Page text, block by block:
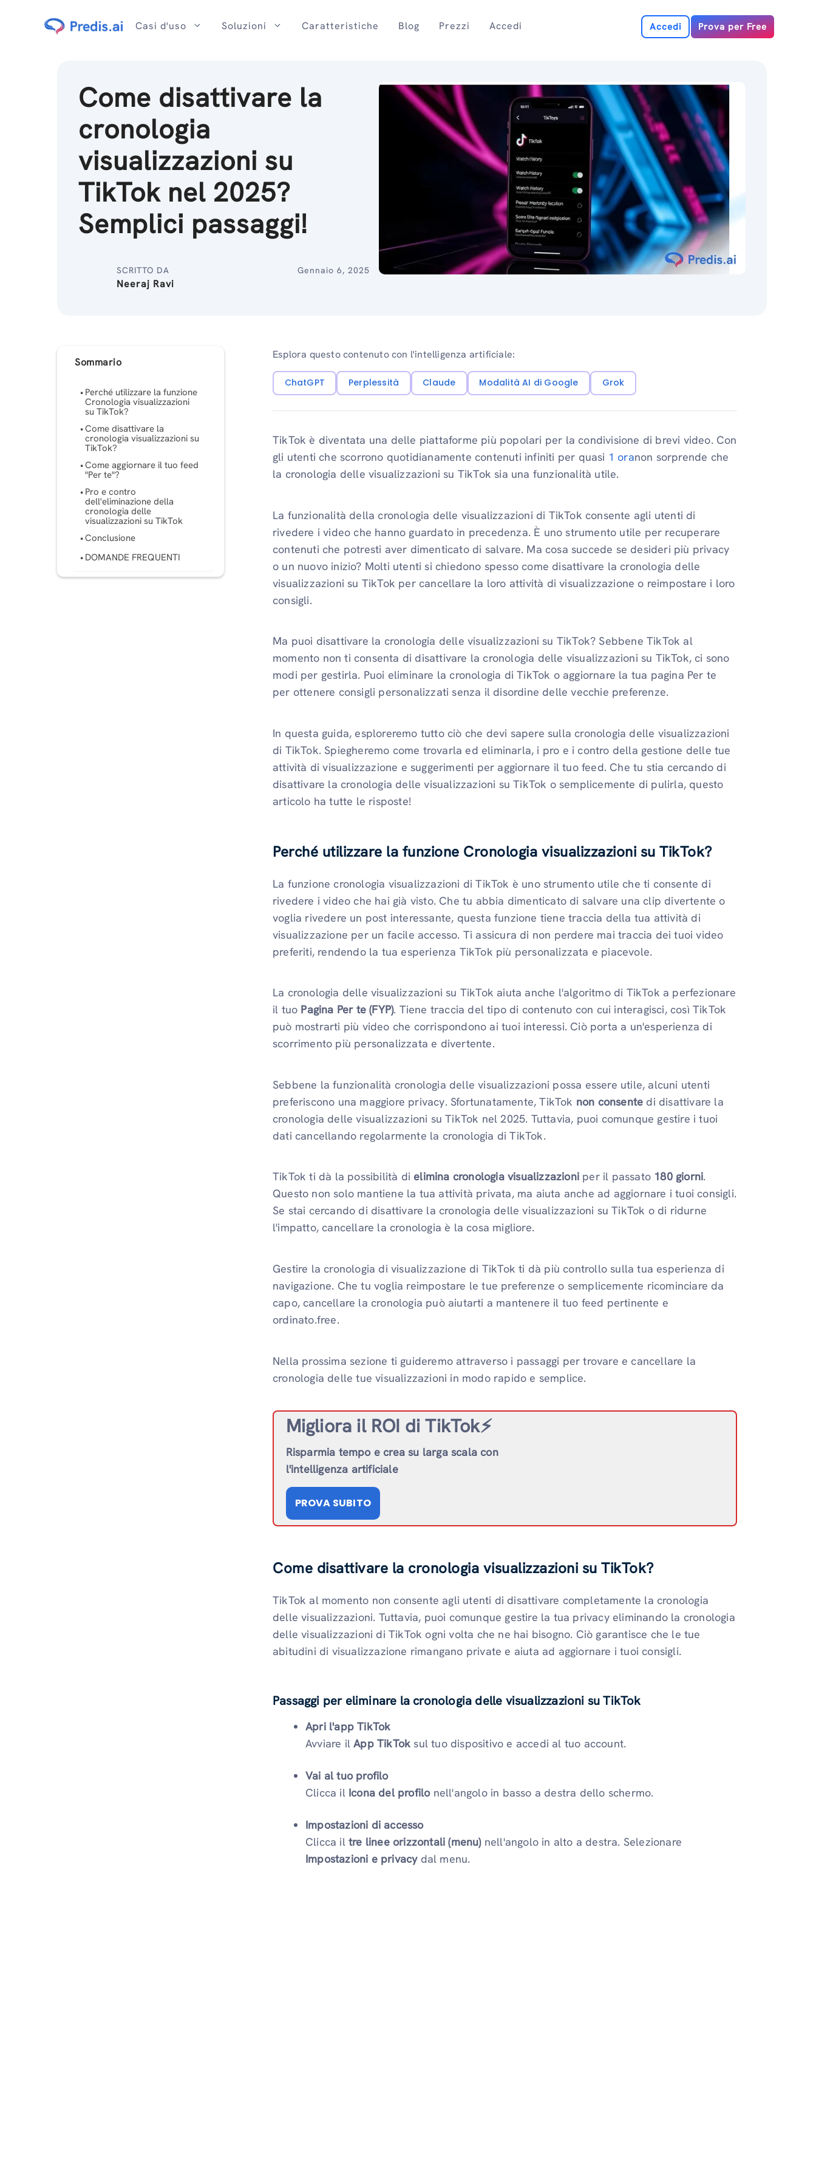
Casi d'uso Soluzioni Caratteristiche Blog Prezzi Accedi Accedi Prova per Free
Come disattivare la
cronologia
visualizzazioni su
TikTok nel 2025?
Semplici passaggi!
SCRITTO DA
Neeraj Ravi
Gennaio 6, 2025
Sommario
Perché utilizzare la funzione
Cronologia visualizzazioni
su TikTok?
Come disattivare la
cronologia visualizzazioni su
TikTok?
Come aggiornare il tuo feed
"Per te"?
Pro e contro
dell'eliminazione della
cronologia delle
visualizzazioni su TikTok
Conclusione
DOMANDE FREQUENTI
Esplora questo contenuto con l'intelligenza artificiale:
ChatGPT Perplessità Claude Modalità AI di Google Grok
TikTok è diventata una delle piattaforme più popolari per la condivisione di brevi video. Con
gli utenti che scorrono quotidianamente contenuti infiniti per quasi 1 oranon sorprende che
la cronologia delle visualizzazioni su TikTok sia una funzionalità utile.
La funzionalità della cronologia delle visualizzazioni di TikTok consente agli utenti di
rivedere i video che hanno guardato in precedenza. È uno strumento utile per recuperare
contenuti che potresti aver dimenticato di salvare. Ma cosa succede se desideri più privacy
o un nuovo inizio? Molti utenti si chiedono spesso come disattivare la cronologia delle
visualizzazioni su TikTok per cancellare la loro attività di visualizzazione o reimpostare i loro
consigli.
Ma puoi disattivare la cronologia delle visualizzazioni su TikTok? Sebbene TikTok al
momento non ti consenta di disattivare la cronologia delle visualizzazioni su TikTok, ci sono
modi per gestirla. Puoi eliminare la cronologia di TikTok o aggiornare la tua pagina Per te
per ottenere consigli personalizzati senza il disordine delle vecchie preferenze.
In questa guida, esploreremo tutto ciò che devi sapere sulla cronologia delle visualizzazioni
di TikTok. Spiegheremo come trovarla ed eliminarla, i pro e i contro della gestione delle tue
attività di visualizzazione e suggerimenti per aggiornare il tuo feed. Che tu stia cercando di
disattivare la cronologia delle visualizzazioni su TikTok o semplicemente di pulirla, questo
articolo ha tutte le risposte!
Perché utilizzare la funzione Cronologia visualizzazioni su TikTok?
La funzione cronologia visualizzazioni di TikTok è uno strumento utile che ti consente di
rivedere i video che hai già visto. Che tu abbia dimenticato di salvare una clip divertente o
voglia rivedere un post interessante, questa funzione tiene traccia della tua attività di
visualizzazione per un facile accesso. Ti assicura di non perdere mai traccia dei tuoi video
preferiti, rendendo la tua esperienza TikTok più personalizzata e piacevole.
La cronologia delle visualizzazioni su TikTok aiuta anche l'algoritmo di TikTok a perfezionare
il tuo Pagina Per te (FYP). Tiene traccia del tipo di contenuto con cui interagisci, così TikTok
può mostrarti più video che corrispondono ai tuoi interessi. Ciò porta a un'esperienza di
scorrimento più personalizzata e divertente.
Sebbene la funzionalità cronologia delle visualizzazioni possa essere utile, alcuni utenti
preferiscono una maggiore privacy. Sfortunatamente, TikTok non consente di disattivare la
cronologia delle visualizzazioni su TikTok nel 2025. Tuttavia, puoi comunque gestire i tuoi
dati cancellando regolarmente la cronologia di TikTok.
TikTok ti dà la possibilità di elimina cronologia visualizzazioni per il passato 180 giorni.
Questo non solo mantiene la tua attività privata, ma aiuta anche ad aggiornare i tuoi consigli.
Se stai cercando di disattivare la cronologia delle visualizzazioni su TikTok o di ridurne
l'impatto, cancellare la cronologia è la cosa migliore.
Gestire la cronologia di visualizzazione di TikTok ti dà più controllo sulla tua esperienza di
navigazione. Che tu voglia reimpostare le tue preferenze o semplicemente ricominciare da
capo, cancellare la cronologia può aiutarti a mantenere il tuo feed pertinente e
ordinato.free.
Nella prossima sezione ti guideremo attraverso i passaggi per trovare e cancellare la
cronologia delle tue visualizzazioni in modo rapido e semplice.
Migliora il ROI di TikTok⚡️
Risparmia tempo e crea su larga scala con
l'intelligenza artificiale
PROVA SUBITO
Come disattivare la cronologia visualizzazioni su TikTok?
TikTok al momento non consente agli utenti di disattivare completamente la cronologia
delle visualizzazioni. Tuttavia, puoi comunque gestire la tua privacy eliminando la cronologia
delle visualizzazioni di TikTok ogni volta che ne hai bisogno. Ciò garantisce che le tue
abitudini di visualizzazione rimangano private e aiuta ad aggiornare i tuoi consigli.
Passaggi per eliminare la cronologia delle visualizzazioni su TikTok
Apri l'app TikTok
Avviare ilApp TikTok sul tuo dispositivo e accedi al tuo account.
Vai al tuo profilo
Clicca il Icona del profilonell'angolo in basso a destra dello schermo.
Impostazioni di accesso
Clicca iltre linee orizzontali (menu)nell'angolo in alto a destra. Selezionare
Impostazioni e privacydal menu.